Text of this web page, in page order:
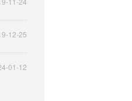
12-25
01-12